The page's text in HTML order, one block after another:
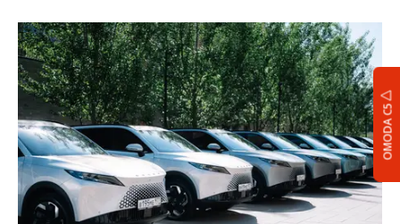
OMODA C5